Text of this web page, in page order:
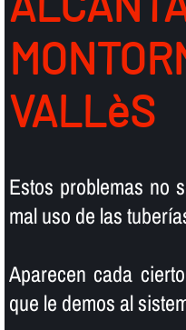
VALLèS
Estos problemas no
mal uso de las
Aparecen cada
que le demos al